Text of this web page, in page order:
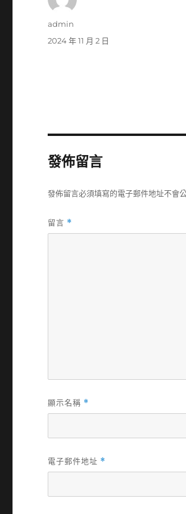
作
admin
發
2024 年 11 月 2 日
發佈留言
發佈留言必須填寫的電子郵件地址不會
留言 *
顯示名稱 *
電子郵件地址 *